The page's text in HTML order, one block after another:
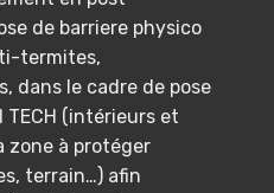
de barriere physico
termites,
dans le cadre de pose
TECH (intérieurs et
zone à protéger
terrain…) afin